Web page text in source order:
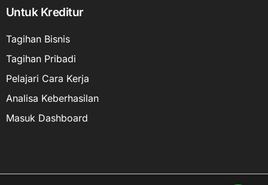
Untuk Kreditur
Tagihan Bisnis
Tagihan Pribadi
Pelajari Cara Kerja
Analisa Keberhasilan
Masuk Dashboard